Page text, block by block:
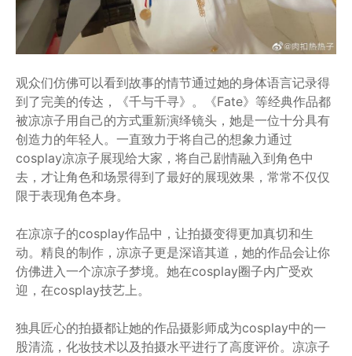
观众们仿佛可以看到故事的情节通过她的身体语言记录得
到了完美的传达，《千与千寻》。《Fate》等经典作品都
被凉凉子用自己的方式重新演绎镜头，她是一位十分具有
创造力的年轻人。一直致力于将自己的想象力通过
cosplay凉凉子展现给大家，将自己剧情融入到角色中
去，才让角色和场景得到了最好的展现效果，常常不仅仅
限于表现角色本身。
在凉凉子的cosplay作品中，让拍摄变得更加真切和生
动。精良的制作，凉凉子更是深谙其道，她的作品会让你
仿佛进入一个凉凉子梦境。她在cosplay圈子内广受欢
迎，在cosplay技艺上。
独具匠心的拍摄都让她的作品摄影师成为cosplay中的一
股清流，化妆技术以及拍摄水平进行了高度评价。凉凉子